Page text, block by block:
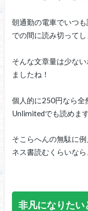
朝通勤の電車でいつ
での間に読み切ってし
そんな文章量は少な
ましたね！
個人的に250円なら全
Unlimitedでも読めます
そこらへんの無駄に
ネス書読むくらいな
非凡になりたい